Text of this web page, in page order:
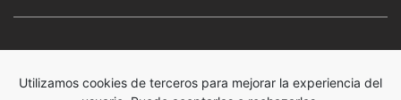
SEO
AWS Hosting Blog Contacto
Utilizamos cookies de terceros para mejorar la experiencia del